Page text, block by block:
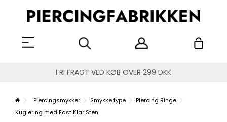
FRI FRAGT VED KØB OVER 299 DKK
Piercingsmykker Smykke type
Piercing Ringe
Kuglering med Fast Klar Sten